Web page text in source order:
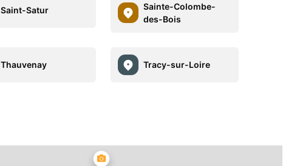
Saint-Satur
Sainte-Colombe-
des-Bois
Thauvenay Tracy-sur-Loire